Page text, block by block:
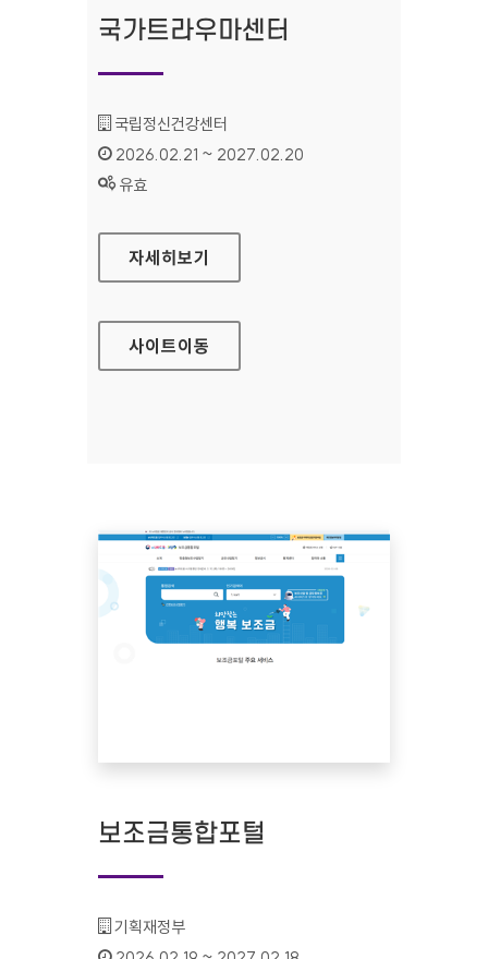
국가트라우마센터
기관명 :
국립정신건강센터
인증기간 :
2026.02.21 ~ 2027.02.20
상태 :
유효
국가트라우마센터
자세히보기
사이트이동
보조금통합포털
기관명 :
기획재정부